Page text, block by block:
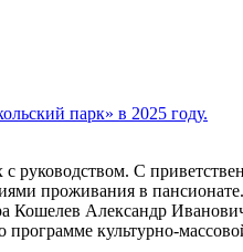
парк» в 2025 году.
руководством. С
проживания в
Кошелев Александр
культурно-